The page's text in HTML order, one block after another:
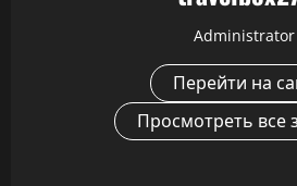
Administrator
Перейти на
Просмотреть все